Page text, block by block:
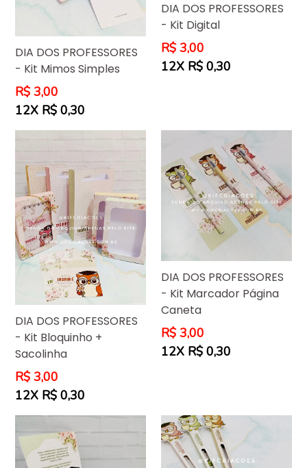
DIA DOS PROFESSORES
- Kit Mimos Simples
Preço
normal
R$ 3,00
12X R$ 0,30
DIA DOS PROFESSORES
- Kit Digital
Preço
normal
R$ 3,00
12X R$ 0,30
DIA DOS PROFESSORES
- Kit Bloquinho +
Sacolinha
Preço
normal
R$ 3,00
12X R$ 0,30
DIA DOS PROFESSORES
- Kit Marcador Página
Caneta
Preço
normal
R$ 3,00
12X R$ 0,30